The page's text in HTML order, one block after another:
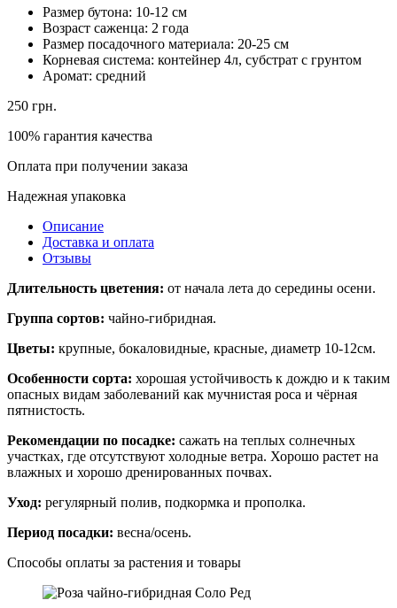
Размер бутона: 10-12 см
Возраст саженца: 2 года
Размер посадочного материала: 20-25 см
Корневая система: контейнер 4л, субстрат с грунтом
Аромат: средний
250 грн.
100% гарантия качества
Оплата при получении заказа
Надежная упаковка
Описание
Доставка и оплата
Отзывы
Длительность цветения: от начала лета до середины осени.
Группа сортов: чайно-гибридная.
Цветы: крупные, бокаловидные, красные, диаметр 10-12см.
Особенности сорта: хорошая устойчивость к дождю и к таким
опасных видам заболеваний как мучнистая роса и чёрная
пятнистость.
Рекомендации по посадке: сажать на теплых солнечных
участках, где отсутствуют холодные ветра. Хорошо растет на
влажных и хорошо дренированных почвах.
Уход: регулярный полив, подкормка и прополка.
Период посадки: весна/осень.
Способы оплаты за растения и товары